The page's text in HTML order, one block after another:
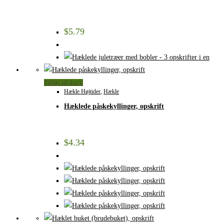
$5.79
Tilføj til kurv
Hækle Højtider Hækle
Hæklede påskekyllinger, opskrift
$4.34